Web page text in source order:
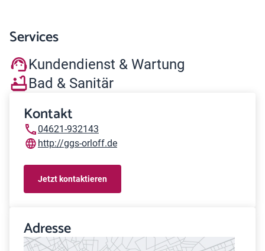
Services
Kundendienst & Wartung
Bad & Sanitär
Kontakt
04621-932143
http://ggs-orloff.de
Jetzt kontaktieren
Adresse